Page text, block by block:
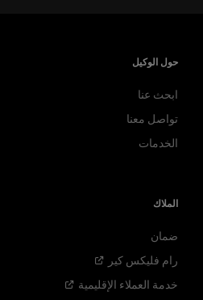
حول الوكيل
ابحث عنا
تواصل معنا
الخدمات
الملاك
ضمان
رام فليكس كير
خدمة العملاء الإقليمية